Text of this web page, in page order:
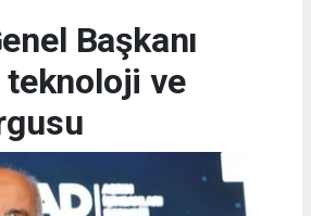
Başkanı
teknoloji ve